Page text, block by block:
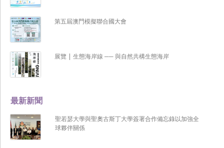
最新新聞
聖若瑟大學與聖奧古斯丁大學簽署合作備忘錄以加強全
球夥伴關係
第五屆澳門模擬聯合國大會
展覽 | 生態海岸線 ── 與自然共構生態海岸